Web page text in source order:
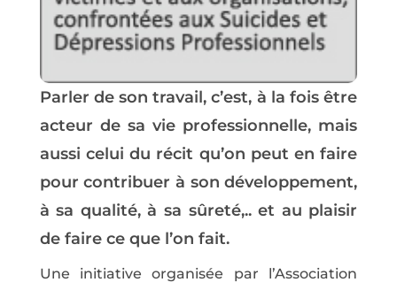
Parler de son travail, c’est, à la fois être
acteur de sa vie professionnelle, mais
aussi celui du récit qu’on peut en faire
pour contribuer à son développement,
à sa qualité, à sa sûreté,.. et au plaisir
de faire ce que l’on fait.
Une initiative organisée par l’Association